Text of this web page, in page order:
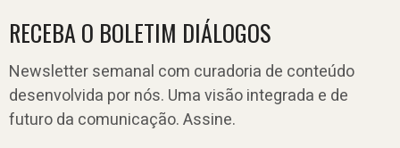
RECEBA O BOLETIM DIÁLOGOS
Newsletter semanal com curadoria de conteúdo
desenvolvida por nós. Uma visão integrada e de
futuro da comunicação. Assine.